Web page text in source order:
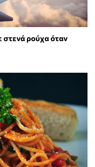
στενά ρούχα όταν